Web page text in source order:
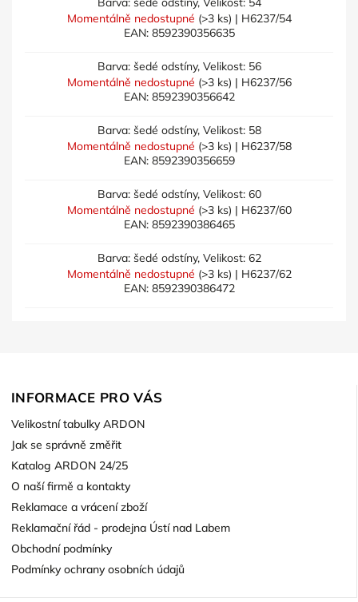
Momentálně nedostupné (>3 ks) | H6237/54
EAN: 8592390356635
Barva: šedé odstíny, Velikost: 56
Momentálně nedostupné (>3 ks) | H6237/56
EAN: 8592390356642
Barva: šedé odstíny, Velikost: 58
Momentálně nedostupné (>3 ks) | H6237/58
EAN: 8592390356659
Barva: šedé odstíny, Velikost: 60
Momentálně nedostupné (>3 ks) | H6237/60
EAN: 8592390386465
Barva: šedé odstíny, Velikost: 62
Momentálně nedostupné (>3 ks) | H6237/62
EAN: 8592390386472
INFORMACE PRO VÁS
Velikostní tabulky ARDON
Jak se správně změřit
Katalog ARDON 24/25
O naší firmě a kontakty
Reklamace a vrácení zboží
Reklamační řád - prodejna Ústí nad Labem
Obchodní podmínky
Podmínky ochrany osobních údajů